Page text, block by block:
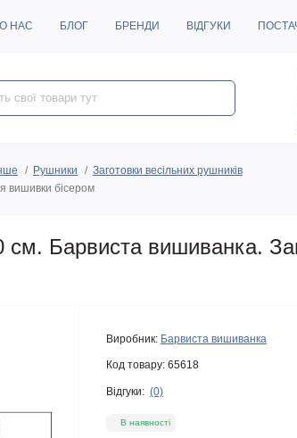
НАС БЛОГ БРЕНДИ ВІДГУКИ
Рушники
Заготовки весільних рушників
вишивки бісером
Барвиста вишиванка.
Виробник: Барвиста вишиванка
Код товару: 65618
Відгуки: (0)
В наявності